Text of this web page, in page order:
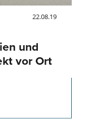
22.08.19
und
vor Ort